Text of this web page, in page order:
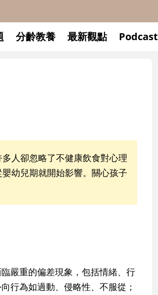
分齡教養 最新觀點 Podcast
人卻忽略了不健康飲食對心理
幼兒期就開始影響。關心孩子
嚴重的偏差現象，包括情緒、行
行為如過動、侵略性、不服從；